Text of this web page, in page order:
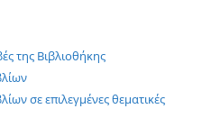
της Βιβλιοθήκης
σε επιλεγμένες θεματικές